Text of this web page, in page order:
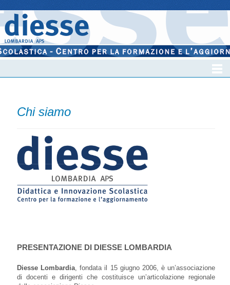
Chi siamo
PRESENTAZIONE DI DIESSE LOMBARDIA
Diesse Lombardia , fondata il 15 giugno 2006, è un’associazione
di docenti e dirigenti che costituisce un’articolazione regionale